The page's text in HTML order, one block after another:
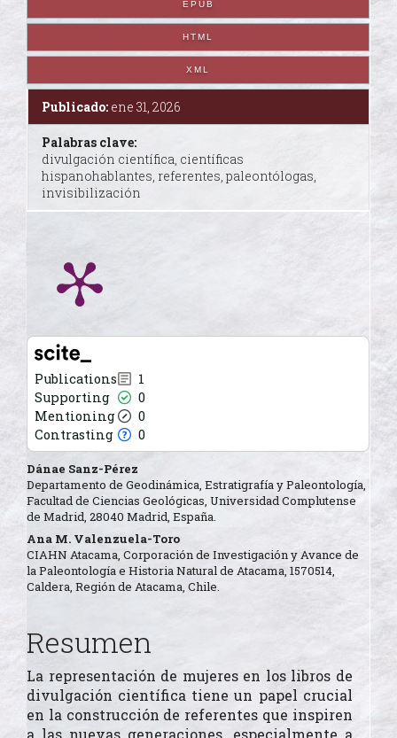
EPUB
HTML
XML
Publicado: ene 31, 2026
Palabras clave:
divulgación científica, científicas
hispanohablantes, referentes, paleontólogas,
invisibilización
Publications
1
Supporting
0
Mentioning
0
Contrasting
0
Contenido
principal
del
artículo
Dánae Sanz-Pérez
Departamento de Geodinámica, Estratigrafía y Paleontología,
Facultad de Ciencias Geológicas, Universidad Complutense
de Madrid, 28040 Madrid, España.
Ana M. Valenzuela-Toro
CIAHN Atacama, Corporación de Investigación y Avance de
la Paleontología e Historia Natural de Atacama, 1570514,
Caldera, Región de Atacama, Chile.
Resumen
La representación de mujeres en los libros de
divulgación científica tiene un papel crucial
en la construcción de referentes que inspiren
a las nuevas generaciones, especialmente a